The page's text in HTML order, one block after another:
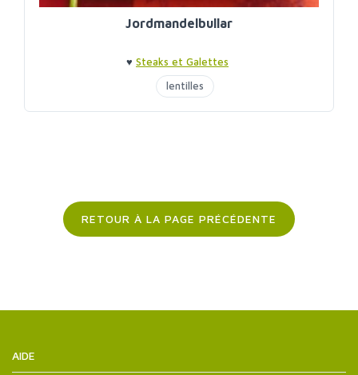
Jordmandelbullar
♥ Steaks et Galettes
lentilles
RETOUR À LA PAGE PRÉCÉDENTE
AIDE